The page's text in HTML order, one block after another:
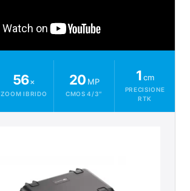
56×
ZOOM IBRIDO
20 MP
CMOS 4/3″
1cm
PRECISIONE
RTK